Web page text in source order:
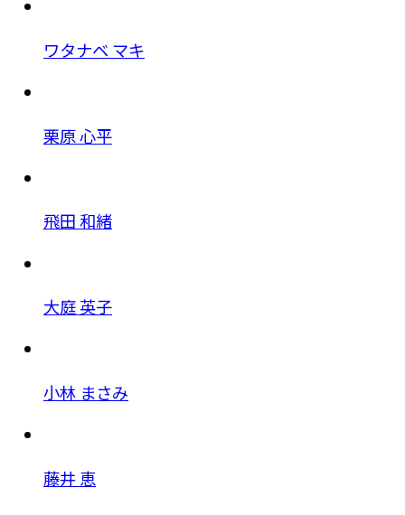
ワタナベ マキ
栗原 心平
飛田 和緒
大庭 英子
小林 まさみ
藤井 恵